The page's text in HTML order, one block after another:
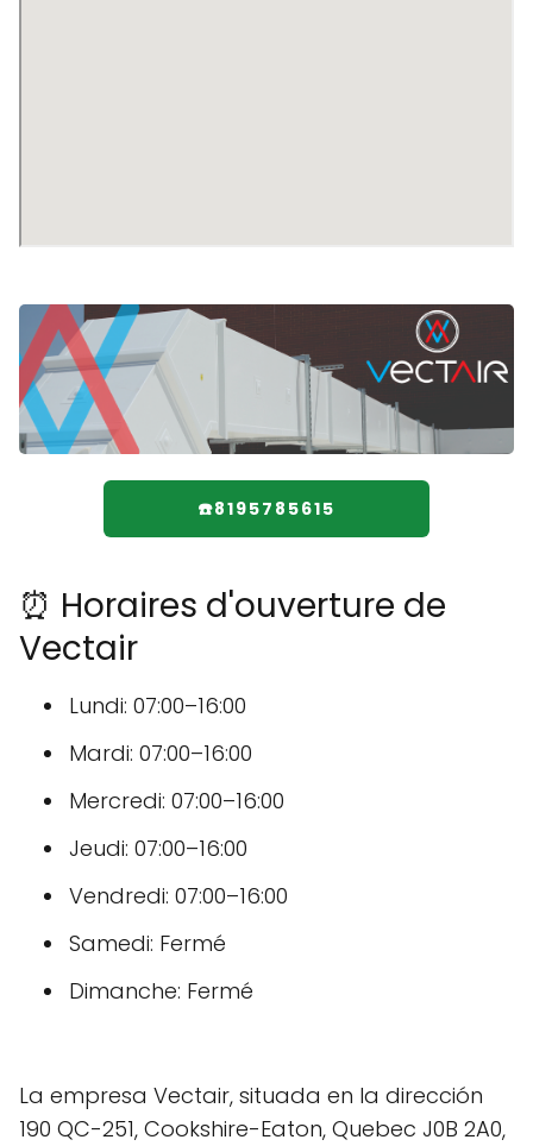
☎️8195785615
⏰ Horaires d'ouverture de
Vectair
Lundi: 07:00–16:00
Mardi: 07:00–16:00
Mercredi: 07:00–16:00
Jeudi: 07:00–16:00
Vendredi: 07:00–16:00
Samedi: Fermé
Dimanche: Fermé
La empresa Vectair, situada en la dirección
190 QC-251, Cookshire-Eaton, Quebec J0B 2A0,